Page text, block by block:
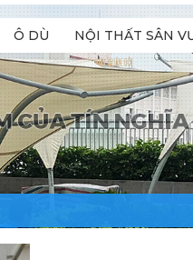
Ô DÙ NỘI THẤT SÂN